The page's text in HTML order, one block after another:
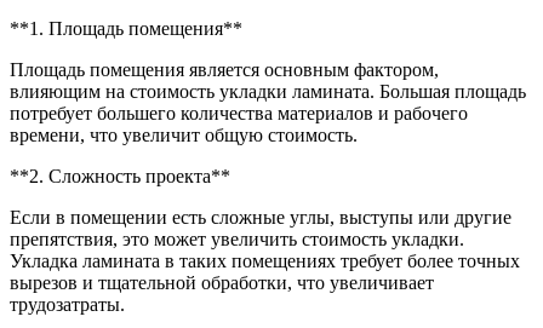
**1. Площадь помещения**
Площадь помещения является основным фактором,
влияющим на стоимость укладки ламината. Большая площадь
потребует большего количества материалов и рабочего
времени, что увеличит общую стоимость.
**2. Сложность проекта**
Если в помещении есть сложные углы, выступы или другие
препятствия, это может увеличить стоимость укладки.
Укладка ламината в таких помещениях требует более точных
вырезов и тщательной обработки, что увеличивает
трудозатраты.